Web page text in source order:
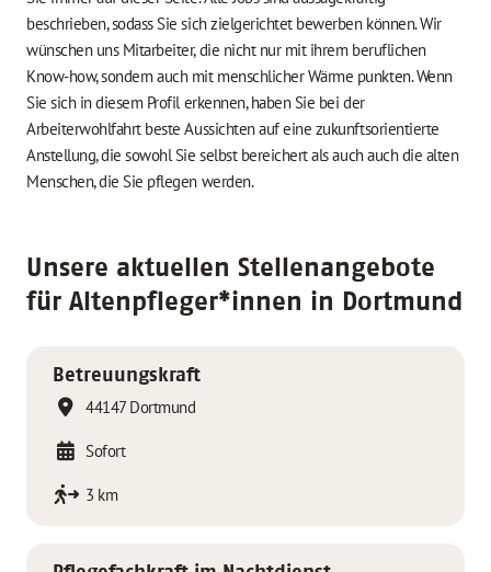
beschrieben, sodass Sie sich zielgerichtet bewerben können. Wir
wünschen uns Mitarbeiter, die nicht nur mit ihrem beruflichen
Know-how, sondern auch mit menschlicher Wärme punkten. Wenn
Sie sich in diesem Profil erkennen, haben Sie bei der
Arbeiterwohlfahrt beste Aussichten auf eine zukunftsorientierte
Anstellung, die sowohl Sie selbst bereichert als auch auch die alten
Menschen, die Sie pflegen werden.
Unsere aktuellen Stellenangebote
für Altenpfleger*innen in Dortmund
Betreuungskraft
44147 Dortmund
Sofort
3 km